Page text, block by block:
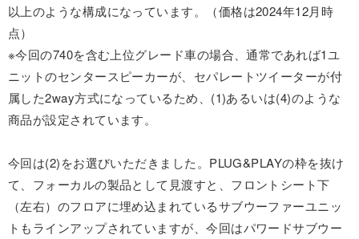
以上のような構成になっています。（価格は2024年12月時
点）
※今回の740を含む上位グレード車の場合、通常であれば1ユ
ニットのセンタースピーカーが、セパレートツイーターが付
属した2way方式になっているため、(1)あるいは(4)のような
商品が設定されています。
今回は(2)をお選びいただきました。PLUG&PLAYの枠を抜け
て、フォーカルの製品として見渡すと、フロントシート下
（左右）のフロアに埋め込まれているサブウーファーユニッ
トもラインアップされていますが、今回はパワードサブウー